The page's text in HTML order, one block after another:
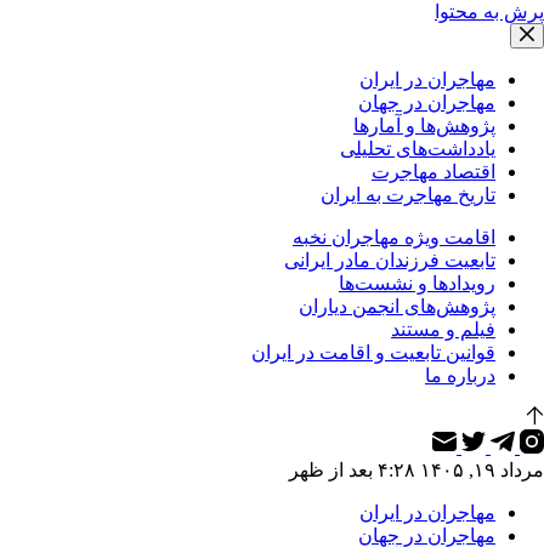
پرش به محتوا
مهاجران در ایران
مهاجران در جهان
پژوهش‌ها و آمارها
یادداشت‌های تحلیلی
اقتصاد مهاجرت
تاریخ مهاجرت به ایران
اقامت ویژه مهاجران نخبه
تابعیت فرزندان مادر ایرانی
رویدادها و نشست‌ها
پژوهش‌های انجمن دیاران
فیلم و مستند
قوانین تابعیت و اقامت در ایران
درباره ما
مرداد ۱۹, ۱۴۰۵ ۴:۲۸ بعد از ظهر
مهاجران در ایران
مهاجران در جهان